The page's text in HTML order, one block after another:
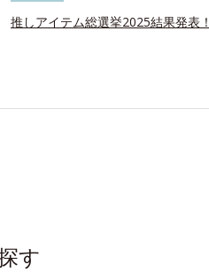
推しアイテム総選挙2025結果発表
す